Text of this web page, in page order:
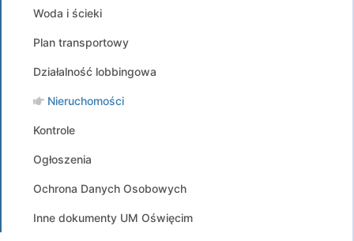
Woda i ścieki
Plan transportowy
Działalność lobbingowa
Nieruchomości
Kontrole
Ogłoszenia
Ochrona Danych Osobowych
Inne dokumenty UM Oświęcim